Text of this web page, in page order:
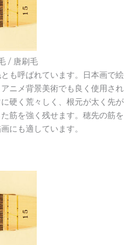
/ 唐刷毛
も呼ばれています。日本画で絵
ニメ背景美術でも良く使用され
硬く荒々しく、根元が太く先が
筋を強く残せます。穂先の筋を
にも適しています。